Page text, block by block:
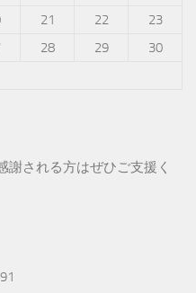
21 22
23
28 29
30
謝される方はぜひご支援く